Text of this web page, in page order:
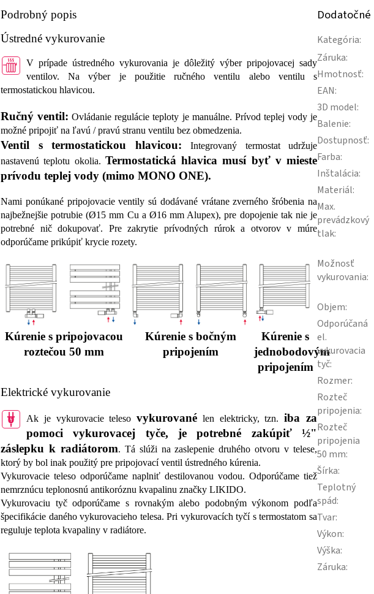
Podrobný popis
Ústredné vykurovanie
V prípade ústredného vykurovania je dôležitý výber pripojovacej sady
ventilov. Na výber je použitie ručného ventilu alebo ventilu s
termostatickou hlavicou.
Ručný ventil: Ovládanie regulácie teploty je manuálne. Prívod teplej vody je
možné pripojiť na ľavú / pravú stranu ventilu bez obmedzenia.
Ventil s termostatickou hlavicou:
Integrovaný termostat udržuje
nastavenú teplotu okolia. Termostatická hlavica musí byť v mieste
prívodu teplej vody (mimo MONO ONE).
Nami ponúkané pripojovacie ventily sú dodávané vrátane zverného šróbenia na
najbežnejšie potrubie (Ø15 mm Cu a Ø16 mm Alupex), pre dopojenie tak nie je
potrebné nič dokupovať. Pre zakrytie prívodných rúrok a otvorov v múre
odporúčame prikúpiť krycie rozety.
Kúrenie s pripojovacou
roztečou 50 mm
Kúrenie s bočným
pripojením
Kúrenie s
jednobodovým
pripojením
Elektrické vykurovanie
Ak je vykurovacie telesovykurované len elektricky, tzn.iba za
pomoci vykurovacej tyče, je potrebné zakúpiť ½"
záslepku k radiátorom. Tá slúži na zaslepenie druhého otvoru v telese,
ktorý by bol inak použitý pre pripojovací ventil ústredného kúrenia.
Vykurovacie teleso odporúčame naplniť destilovanou vodou. Odporúčame tiež
nemrznúcu teplonosnú antikoróznu kvapalinu značky LIKIDO.
Vykurovaciu tyč odporúčame s rovnakým alebo podobným výkonom podľa
špecifikácie daného vykurovacieho telesa. Pri vykurovacích tyčí s termostatom sa
reguluje teplota kvapaliny v radiátore.
Kategória:
Záruka:
Hmotnosť:
EAN:
3D model:
Balenie:
Dostupnosť:
Farba:
Inštalácia:
Materiál:
Max.
prevádzkový
tlak:
Možnosť
vykurovania:
Objem:
Odporúčaná
el.
vykurovacia
tyč:
Rozmer:
Rozteč
pripojenia:
Rozteč
pripojenia
50 mm:
Šírka:
Teplotný
spád:
Tvar:
Výkon:
Výška:
Záruka: